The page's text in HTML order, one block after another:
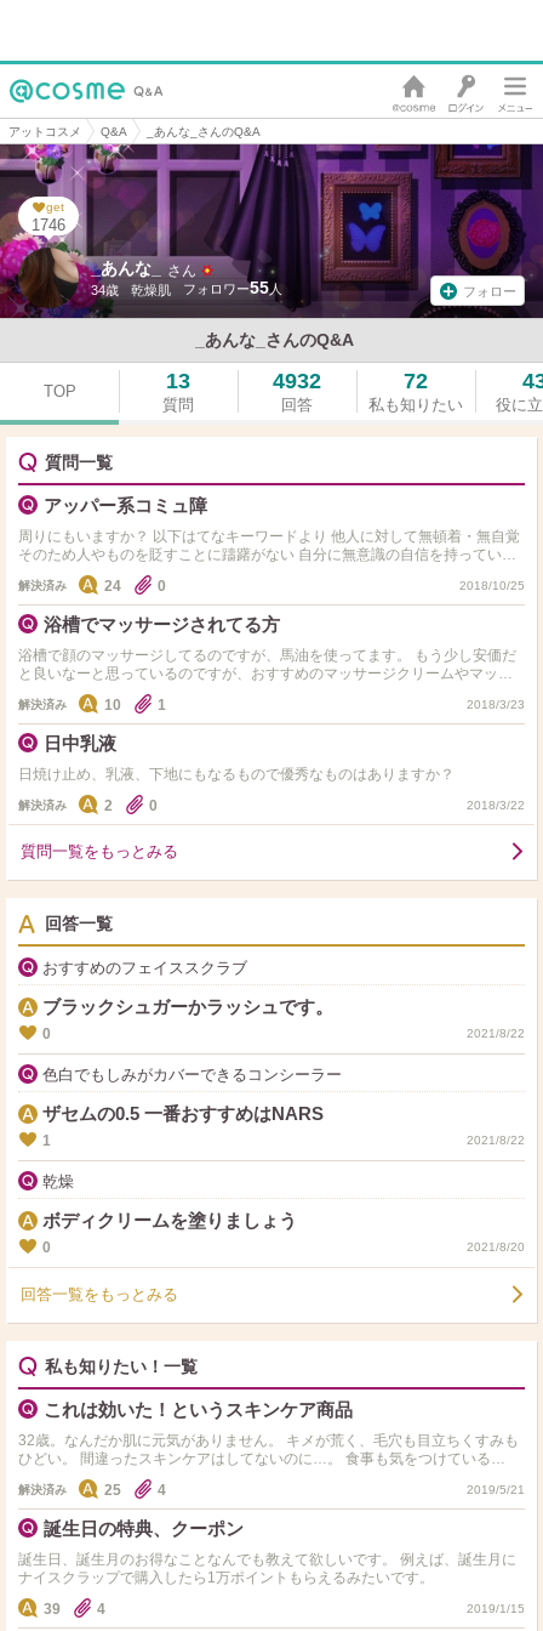
アットコスメ Q&A _あんな_さんのQ&A
_あんな_ さん
34歳 乾燥肌 55 フォロー
_あんな_さんのQ&A
get
1746
TOP 13
質問
4932
回答
72
私も知りたい 役に
質問一覧
アッパー系コミュ障
周りにもいますか？ 以下はてなキーワードより 他人に対して無頓着・無自覚
そのため人やものを貶すことに躊躇がない 自分に無意識の自信を持っている
相手が認めるまで何度も主張を繰り返す…
解決済み 24 0 2018/10/25
浴槽でマッサージされてる方
浴槽で顔のマッサージしてるのですが、馬油を使ってます。 もう少し安価だ
と良いなーと思っているのですが、おすすめのマッサージクリームやマッサ
ージオイル教えてください。 浴槽でも使えるような、液垂…
解決済み 10 1 2018/3/23
日中乳液
日焼け止め、乳液、下地にもなるもので優秀なものはありますか？
解決済み 2 0 2018/3/22
質問一覧をもっとみる
回答一覧
おすすめのフェイススクラブ
ブラックシュガーかラッシュです。
0 2021/8/22
色白でもしみがカバーできるコンシーラー
ザセムの0.5 一番おすすめはNARS
1 2021/8/22
乾燥
ボディクリームを塗りましょう
0 2021/8/20
回答一覧をもっとみる
私も知りたい！一覧
これは効いた！というスキンケア商品
32歳。なんだか肌に元気がありません。 キメが荒く、毛穴も目立ちくすみも
ひどい。 間違ったスキンケアはしてないのに…。 食事も気をつけている
し…。 運動も適度にやってます。 皆さんが、こ…
解決済み 25 4 2019/5/21
誕生日の特典、クーポン
誕生日、誕生月のお得なことなんでも教えて欲しいです。 例えば、誕生月に
ナイスクラップで購入したら1万ポイントもらえるみたいです。
39
4 2019/1/15